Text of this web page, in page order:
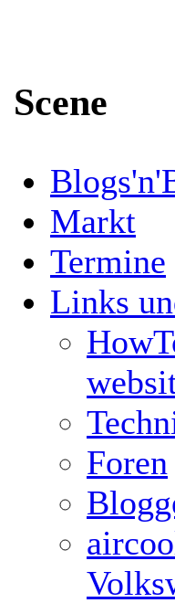
Scene
Markt
Termine
Links
Foren